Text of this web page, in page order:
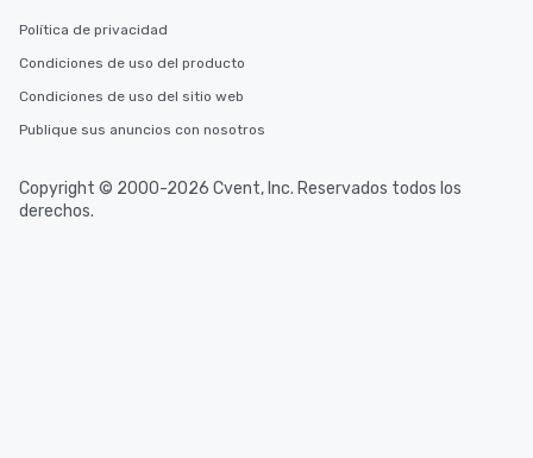
Política de privacidad
Condiciones de uso del producto
Condiciones de uso del sitio web
Publique sus anuncios con nosotros
Copyright © 2000-2026 Cvent, Inc. Reservados todos los
derechos.